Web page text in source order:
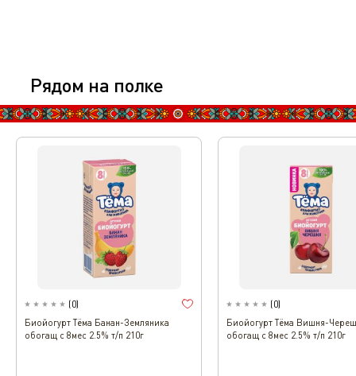
Рядом на полке
(0)
Биойогурт Тёма Банан-Земляника
обогащ с 8мес 2.5% т/п 210г
(0)
Биойогурт Тёма Вишня-
обогащ с 8мес 2.5% т/п 210г